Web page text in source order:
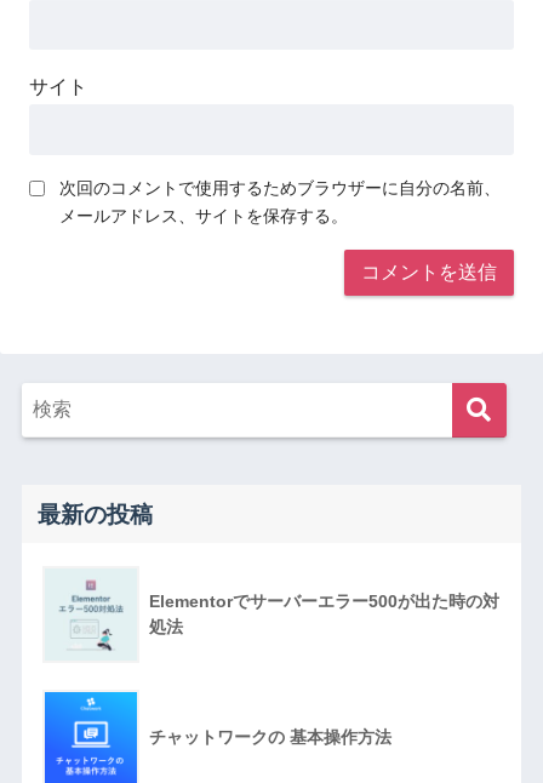
サイト
次回のコメントで使用するためブラウザーに自分の名前、
メールアドレス、サイトを保存する。
最新の投稿
Elementorでサーバーエラー500が出た時の対
処法
チャットワークの 基本操作方法